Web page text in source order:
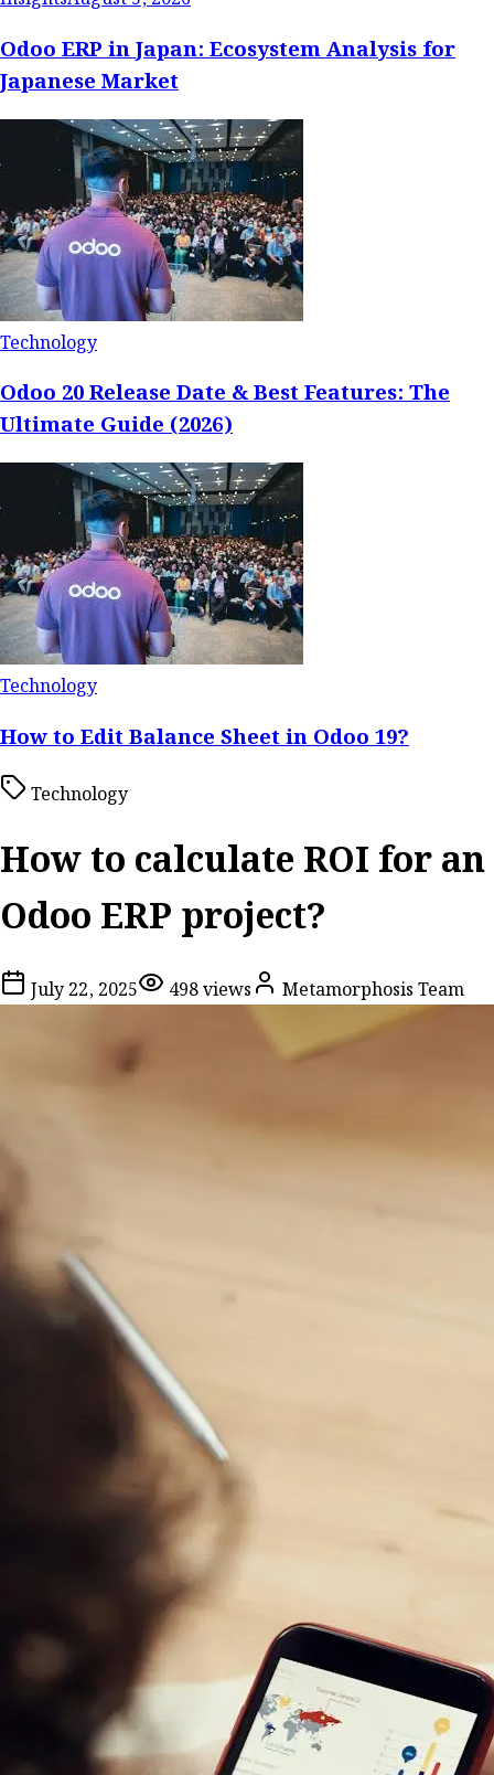
Odoo ERP in Japan: Ecosystem Analysis for
Japanese Market
Technology
Odoo 20 Release Date & Best Features: The
Ultimate Guide (2026)
Technology
How to Edit Balance Sheet in Odoo 19?
Technology
How to calculate ROI for an
Odoo ERP project?
July 22, 2025 498views Metamorphosis Team